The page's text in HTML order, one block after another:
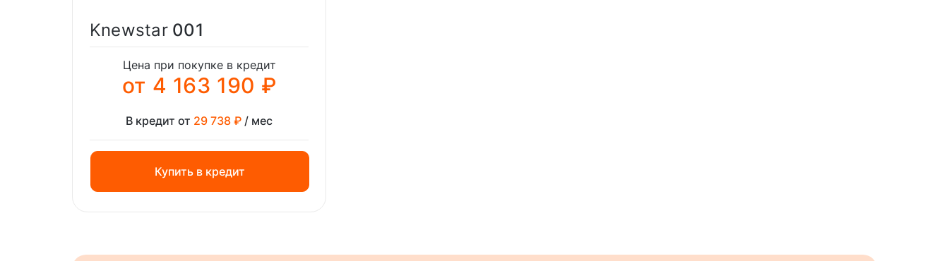
Knewstar001
Цена при покупке в кредит
от 4 163 190 ₽
В кредит от 29 738 ₽ / мес
Купить в кредит